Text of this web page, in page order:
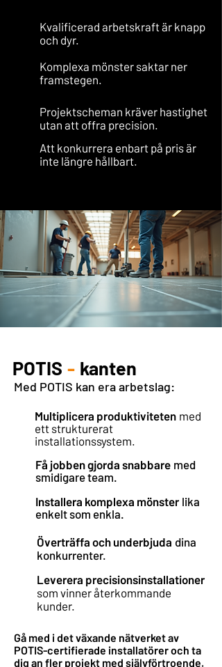
Kvalificerad arbetskraft är knapp
och dyr.
Komplexa mönster saktar ner
framstegen.
Projektscheman kräver hastighet
utan att offra precision.
Att konkurrera enbart på pris är
inte längre hållbart.
POTIS - kanten
Med POTIS kan era arbetslag:
Multiplicera produktiviteten med
ett strukturerat
installationssystem.
Få jobben gjorda snabbare med
smidigare team.
Installera komplexa mönster lika
enkelt som enkla.
Överträffa och underbjuda dina
konkurrenter.
Leverera precisionsinstallationer
som vinner återkommande
kunder.
Gå med i det växande nätverket av
POTIS-certifierade installatörer och ta
dig an fler projekt med självförtroende.